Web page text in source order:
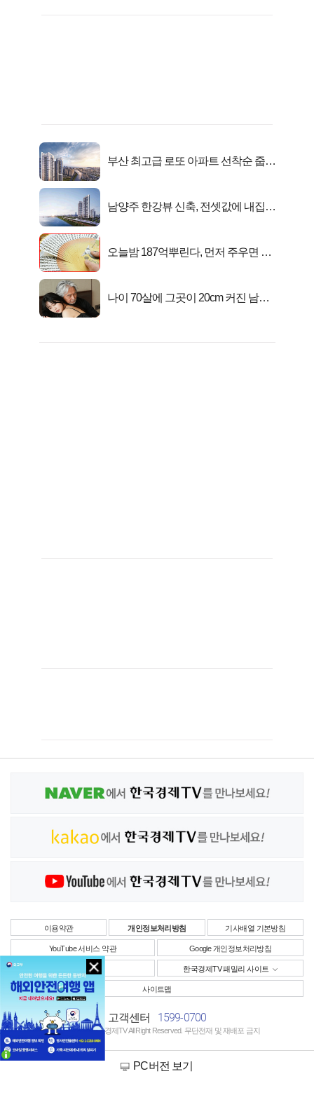
부산 최고급 로또 아파트 선착순 줍줍
남양주 한강뷰 신축, 전셋값에 내집마
오늘밤 187억뿌린다, 먼저 주우면 최
나이 70살에 그곳이 20cm 커진 남자..
이용약관 개인정보처리방침 기사배열 기본방침
YouTube 서비스 약관 Google 개인정보처리방침
사업자정보 한국경제TV 패밀리 사이트
사이트맵
고객센터 1599-0700
Copyright © 한국경제TV All Right Reserved. 무단전재 및 재배포 금지
PC버전 보기